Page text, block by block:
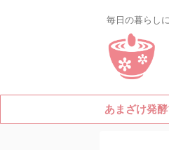
毎日の暮らし
あまざけ発